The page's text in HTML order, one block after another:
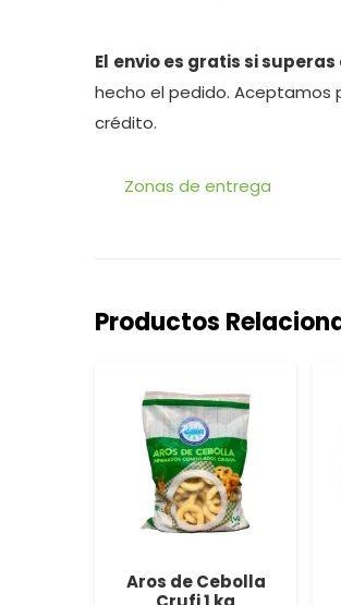
El envio es gratis si
hecho el pedido.
crédito.
Zonas de entrega
Productos
Aros de Cebolla